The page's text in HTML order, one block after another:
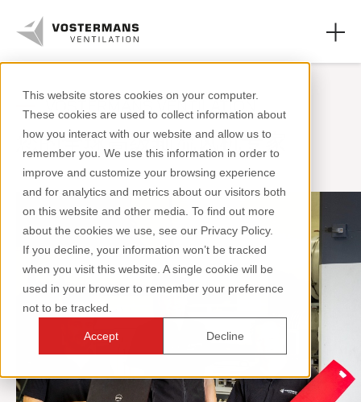
This website stores cookies on your computer.
These cookies are used to collect information about
how you interact with our website and allow us to
remember you. We use this information in order to
improve and customize your browsing experience
and for analytics and metrics about our visitors both
on this website and other media. To find out more
about the cookies we use, see our Privacy Policy.
If you decline, your information won’t be tracked
when you visit this website. A single cookie will be
used in your browser to remember your preference
not to be tracked.
Accept Decline
轴流风机和零件
农业领域
工业领域
资源页面
关于我们
+31 (0)77 389 32 32
ventilation@vostermans.com
VOSTERMANS VENTILATION
您的全球高级轴流风机专家